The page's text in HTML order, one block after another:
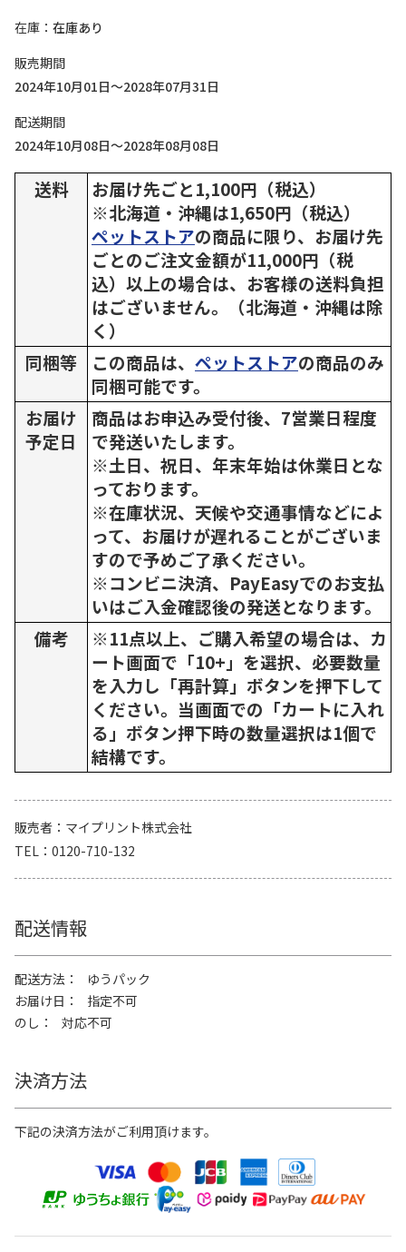
在庫
在庫あり
販売期間
2024年10月01日～2028年07月31日
配送期間
2024年10月08日～2028年08月08日
送料
お届け先ごと1,100円（税込）
※北海道・沖縄は1,650円（税込）
ペットストアの商品に限り、お届け先
ごとのご注文金額が11,000円（税
込）以上の場合は、お客様の送料負担
はございません。（北海道・沖縄は除
く）
同梱等
この商品は、 ペットストアの商品のみ
同梱可能です。
お届け
予定日
商品はお申込み受付後、7営業日程度
で発送いたします。
※土日、祝日、年末年始は休業日とな
っております。
※在庫状況、天候や交通事情などによ
って、お届けが遅れることがございま
すので予めご了承ください。
※コンビニ決済、PayEasyでのお支払
いはご入金確認後の発送となります。
備考
※11点以上、ご購入希望の場合は、カ
ート画面で「10+」を選択、必要数量
を入力し「再計算」ボタンを押下して
ください。当画面での「カートに入れ
る」ボタン押下時の数量選択は1個で
結構です。
販売者
マイプリント株式会社
TEL
0120-710-132
配送情報
配送方法
ゆうパック
お届け日
指定不可
のし
対応不可
決済方法
下記の決済方法がご利用頂けます。